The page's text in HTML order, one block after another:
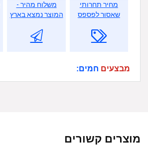
מחיר תחרותי
שאסור לפספס
משלוח מהיר -
המוצר נמצא בארץ
מבצעים חמים:
מוצרים קשורים